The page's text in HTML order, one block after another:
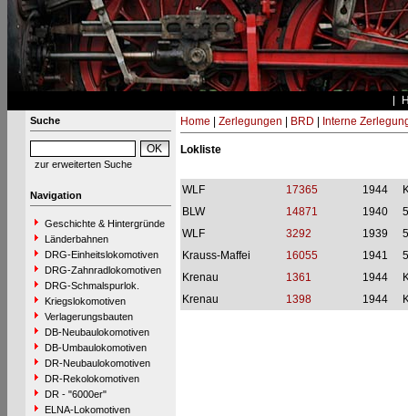
Suche
zur erweiterten Suche
Navigation
Geschichte & Hintergründe
Länderbahnen
DRG-Einheitslokomotiven
DRG-Zahnradlokomotiven
DRG-Schmalspurlok.
Kriegslokomotiven
Verlagerungsbauten
DB-Neubaulokomotiven
DB-Umbaulokomotiven
DR-Neubaulokomotiven
DR-Rekolokomotiven
DR - "6000er"
ELNA-Lokomotiven
Home Zerlegungen BRD Interne
Lokliste
WLF 17365 1944
BLW
14871 1940
WLF
3292 1939
Krauss-Maffei
16055 1941
Krenau
1361 1944
Krenau
1398 1944